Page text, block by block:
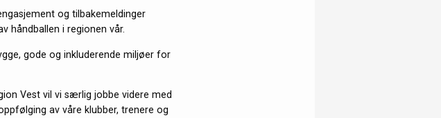
og tilbakemeldinger
håndballen i regionen vår.
gode og inkluderende miljøer for
Vest vil vi særlig jobbe videre med
av våre klubber, trenere og